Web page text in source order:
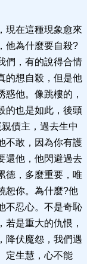
現在這種現象愈來
他為什麼要自殺?
們，有的說得合情
的想自殺，但是他
他。像跳樓的，
的也是如此，後頭
債主，過去生中
不敢，因為你有護
還他，他閃避過去
德，多麼重要，唯
恕你。為什麼?他
不忍心。不是奇恥
是重大的仇恨，
降伏魔怨，我們遇
定生慧，心不能